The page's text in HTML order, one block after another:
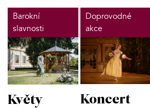
Barokní
slavnosti
Květy
Doprovodné
akce
Koncert